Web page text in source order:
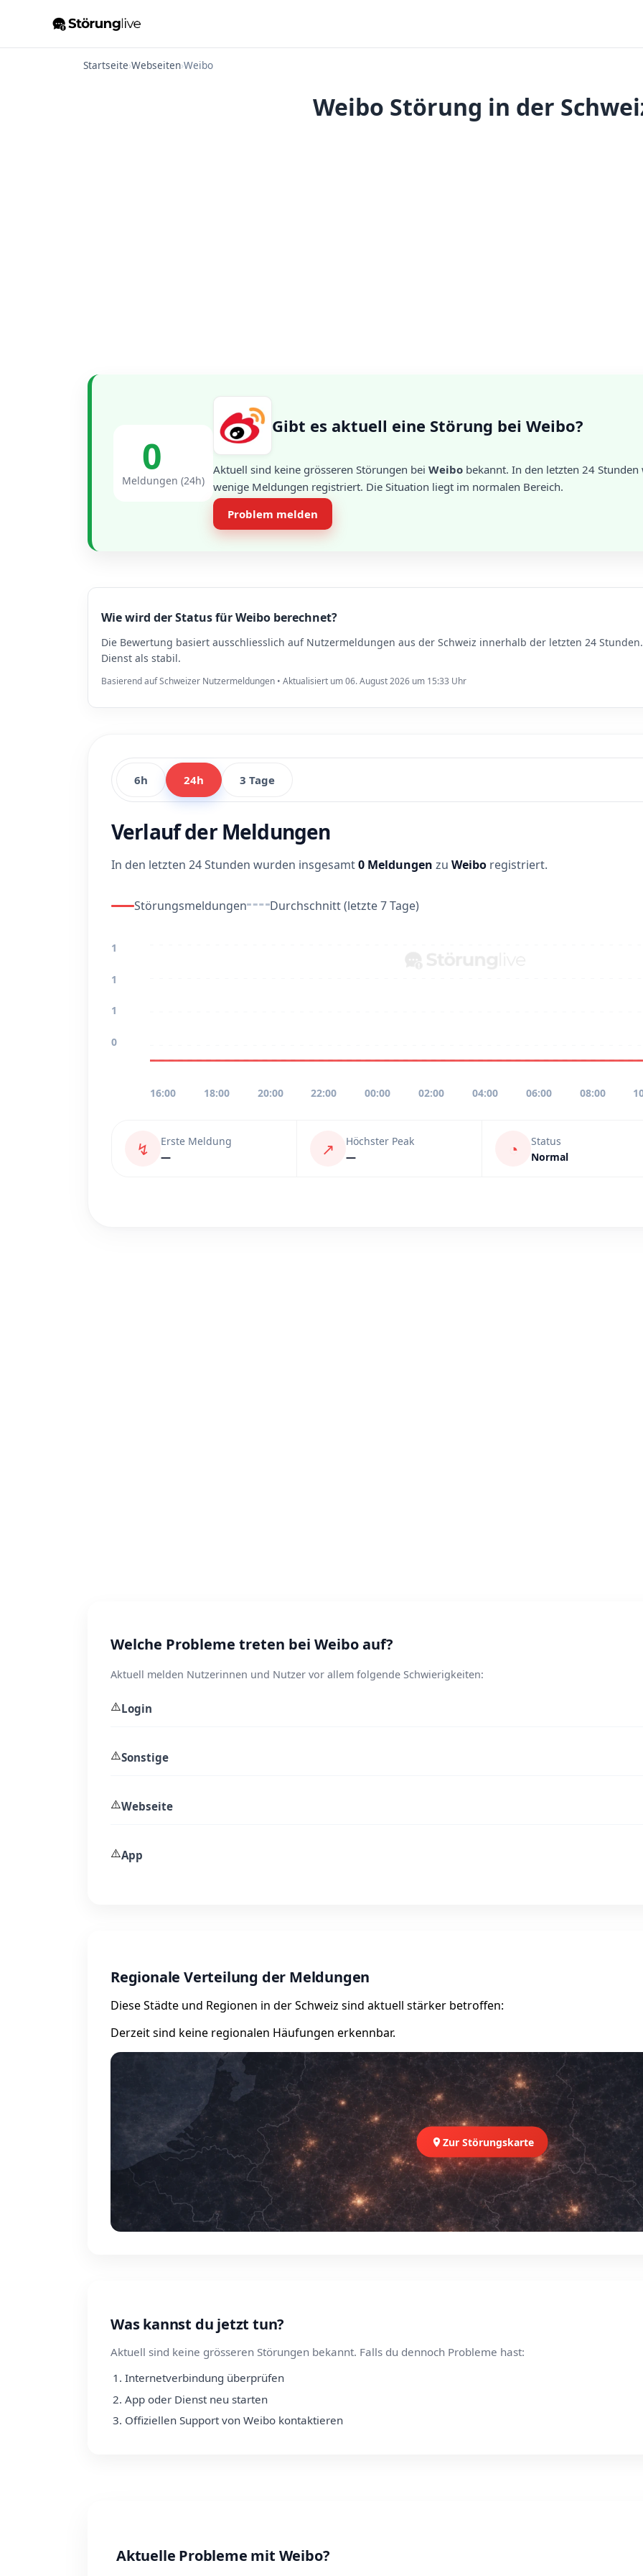
Startseite›Webseiten›Weibo
Weibo Störung in der
0
Meldungen (24h)
Gibt es aktuell eine Störung bei Weibo?
Aktuell sind keine grösseren Störungen bei Weibo bekannt. In den letzten 24
wenige Meldungen registriert. Die Situation liegt im normalen Bereich.
Problem melden
Wie wird der Status für Weibo berechnet?
Die Bewertung basiert ausschliesslich auf Nutzermeldungen aus der Schweiz innerhalb der letzten 24
Dienst als stabil.
Basierend auf Schweizer Nutzermeldungen • Aktualisiert um 06. August 2026 um 15:33 Uhr
6h 24h 3 Tage
Verlauf der Meldungen
In den letzten 24 Stunden wurden insgesamt0 Meldungen zu Weibo registriert.
Störungsmeldungen Durchschnitt (letzte 7 Tage)
1
1
1
0
16:00 18:00 20:00 22:00 00:00 02:00 04:00 06:00 08:00
↯
Erste Meldung
—
↗
Höchster Peak
—
◔
Status
Normal
Welche Probleme treten bei Weibo auf?
Aktuell melden Nutzerinnen und Nutzer vor allem folgende Schwierigkeiten:
⚠️Login
⚠️Sonstige
⚠️Webseite
⚠️App
Regionale Verteilung der Meldungen
Diese Städte und Regionen in der Schweiz sind aktuell stärker betroffen:
Derzeit sind keine regionalen Häufungen erkennbar.
Zur Störungskarte
Was kannst du jetzt tun?
Aktuell sind keine grösseren Störungen bekannt. Falls du dennoch Probleme hast:
Internetverbindung überprüfen
App oder Dienst neu starten
Offiziellen Support von Weibo kontaktieren
Aktuelle Probleme mit Weibo?